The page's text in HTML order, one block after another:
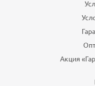
Акция